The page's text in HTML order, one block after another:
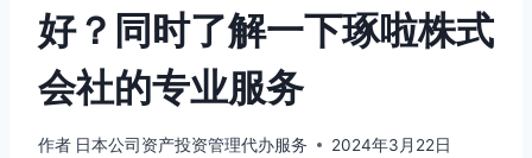
好？同时了解一下琢啦株式
会社的专业服务
作者 日本公司资产投资管理代办服务 2024年3月22日